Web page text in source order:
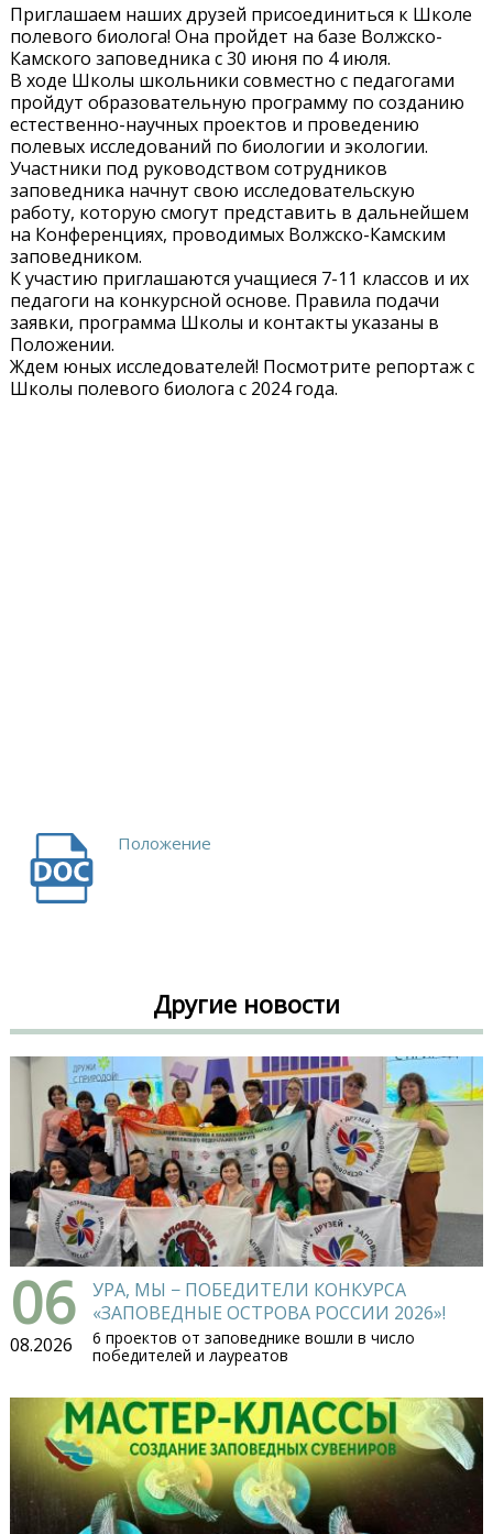
Приглашаем наших друзей присоединиться к Школе
полевого биолога! Она пройдет на базе Волжско-
Камского заповедника с 30 июня по 4 июля.
В ходе Школы школьники совместно с педагогами
пройдут образовательную программу по созданию
естественно-научных проектов и проведению
полевых исследований по биологии и экологии.
Участники под руководством сотрудников
заповедника начнут свою исследовательскую
работу, которую смогут представить в дальнейшем
на Конференциях, проводимых Волжско-Камским
заповедником.
К участию приглашаются учащиеся 7-11 классов и их
педагоги на конкурсной основе. Правила подачи
заявки, программа Школы и контакты указаны в
Положении.
Ждем юных исследователей! Посмотрите репортаж с
Школы полевого биолога с 2024 года.
Положение
Другие новости
06
08.2026
УРА, МЫ − ПОБЕДИТЕЛИ КОНКУРСА
«ЗАПОВЕДНЫЕ ОСТРОВА РОССИИ 2026»!
6 проектов от заповеднике вошли в число
победителей и лауреатов